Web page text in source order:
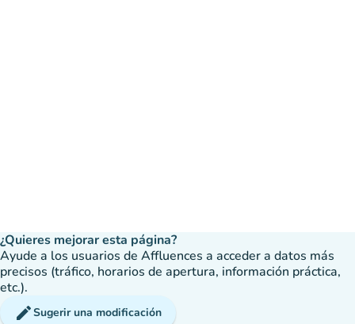
¿Quieres mejorar esta página?
Ayude a los usuarios de Affluences a acceder a datos más
precisos (tráfico, horarios de apertura, información práctica,
etc.).
editSugerir una modificación